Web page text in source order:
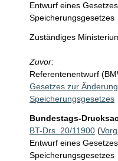
Entwurf eines
Speicherungsgesetzes
Zuständiges
Zuvor:
Referentenentwurf
Gesetzes zur
Speicherungsgesetzes
Bundestags-
BT-Drs. 20/11900 (
Entwurf eines
Speicherungsgesetzes